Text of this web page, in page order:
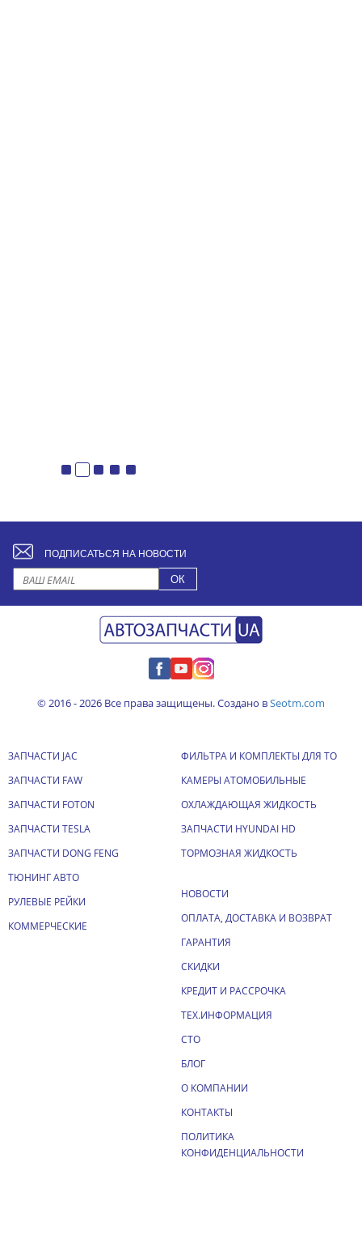
ПОДПИСАТЬСЯ НА НОВОСТИ
© 2016 - 2026 Все права защищены. Создано вSeotm.com
ЗАПЧАСТИ JAC
ЗАПЧАСТИ FAW
ЗАПЧАСТИ FOTON
ЗАПЧАСТИ TESLA
ЗАПЧАСТИ DONG FENG
ТЮНИНГ АВТО
РУЛЕВЫЕ РЕЙКИ
КОММЕРЧЕСКИЕ
ФИЛЬТРА И КОМПЛЕКТЫ ДЛЯ ТО
КАМЕРЫ АТОМОБИЛЬНЫЕ
ОХЛАЖДАЮЩАЯ ЖИДКОСТЬ
ЗАПЧАСТИ HYUNDAI HD
ТОРМОЗНАЯ ЖИДКОСТЬ
НОВОСТИ
ОПЛАТА, ДОСТАВКА И ВОЗВРАТ
ГАРАНТИЯ
СКИДКИ
КРЕДИТ И РАССРОЧКА
ТЕХ.ИНФОРМАЦИЯ
СТО
БЛОГ
О КОМПАНИИ
КОНТАКТЫ
ПОЛИТИКА
КОНФИДЕНЦИАЛЬНОСТИ